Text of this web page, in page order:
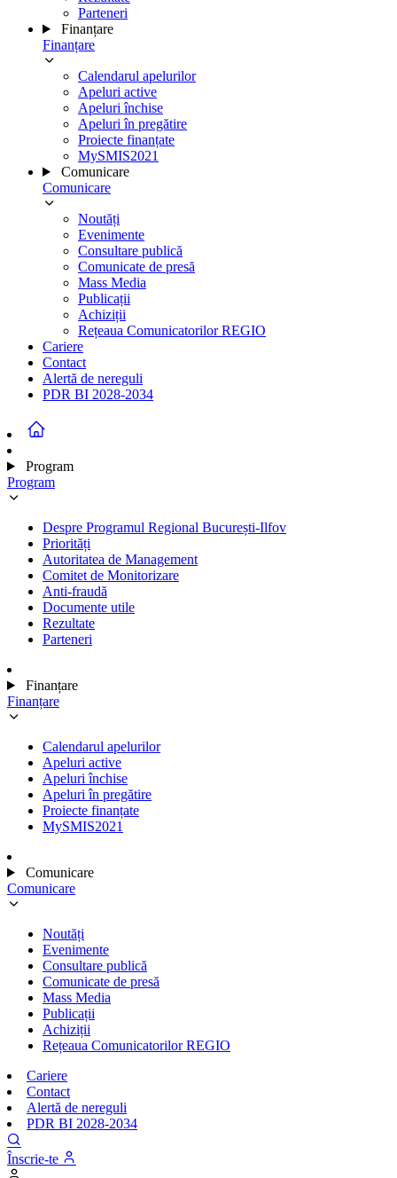
Parteneri
Finanțare
Finanțare
Calendarul apelurilor
Apeluri active
Apeluri închise
Apeluri în pregătire
Proiecte finanțate
MySMIS2021
Comunicare
Comunicare
Noutăți
Evenimente
Consultare publică
Comunicate de presă
Mass Media
Publicații
Achiziții
Rețeaua Comunicatorilor REGIO
Cariere
Contact
Alertă de nereguli
PDR BI 2028-2034
Program
Program
Despre Programul Regional București-Ilfov
Priorități
Autoritatea de Management
Comitet de Monitorizare
Anti-fraudă
Documente utile
Rezultate
Parteneri
Finanțare
Finanțare
Calendarul apelurilor
Apeluri active
Apeluri închise
Apeluri în pregătire
Proiecte finanțate
MySMIS2021
Comunicare
Comunicare
Noutăți
Evenimente
Consultare publică
Comunicate de presă
Mass Media
Publicații
Achiziții
Rețeaua Comunicatorilor REGIO
Cariere
Contact
Alertă de nereguli
PDR BI 2028-2034
Înscrie-te